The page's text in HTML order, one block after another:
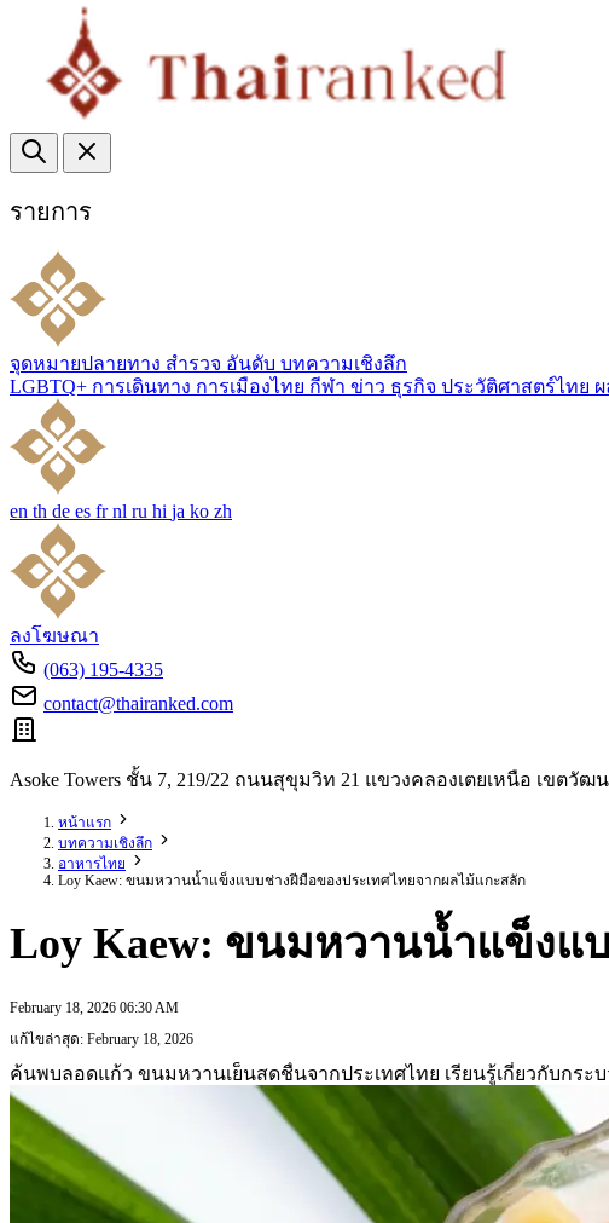
รายการ
จุดหมายปลายทาง สำรวจ อันดับ บทความเชิงลึก
LGBTQ+ การเดินทาง การเมืองไทย กีฬา ข่าว ธุรกิจ ประวัติศาสตร์ไทย
en th de es fr nl ru hi ja ko zh
ลงโฆษณา
(063) 195-4335
contact@thairanked.com
Asoke Towers ชั้น 7, 219/22 ถนนสุขุมวิท 21 แขวงคลองเตยเหนือ เขตวั
หน้าแรก
บทความเชิงลึก
อาหารไทย
Loy Kaew: ขนมหวานน้ำแข็งแบบช่างฝีมือของประเทศไทยจากผลไม้แกะสลัก
Loy Kaew: ขนมหวานน้ำแข็งแ
February 18, 2026 06:30 AM
แก้ไขล่าสุด: February 18, 2026
ค้นพบลอดแก้ว ขนมหวานเย็นสดชื่นจากประเทศไทย เรียนรู้เกี่ยวกับกร